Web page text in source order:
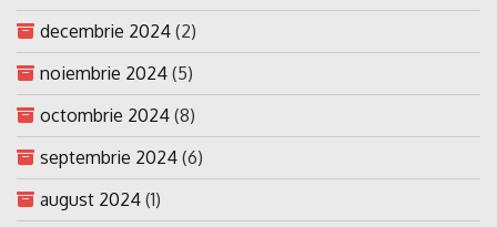
decembrie 2024 (2)
noiembrie 2024 (5)
octombrie 2024 (8)
septembrie 2024 (6)
august 2024 (1)